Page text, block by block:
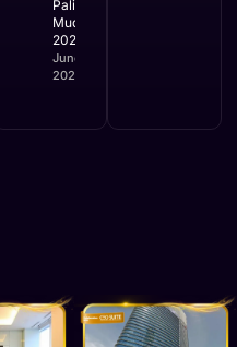
Paling
Mudah
2026
June 2,
2026